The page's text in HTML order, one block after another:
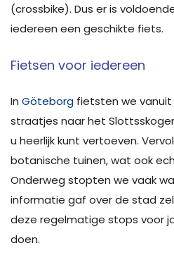
(crossbike). Dus er is
iedereen een geschikte fiets.
Fietsen voor iedereen
In Göteborg fietsten we vanuit
straatjes naar het
u heerlijk kunt vertoeven.
botanische tuinen, wat ook
Onderweg stopten we vaak
informatie gaf over de stad
deze regelmatige stops voor
doen.